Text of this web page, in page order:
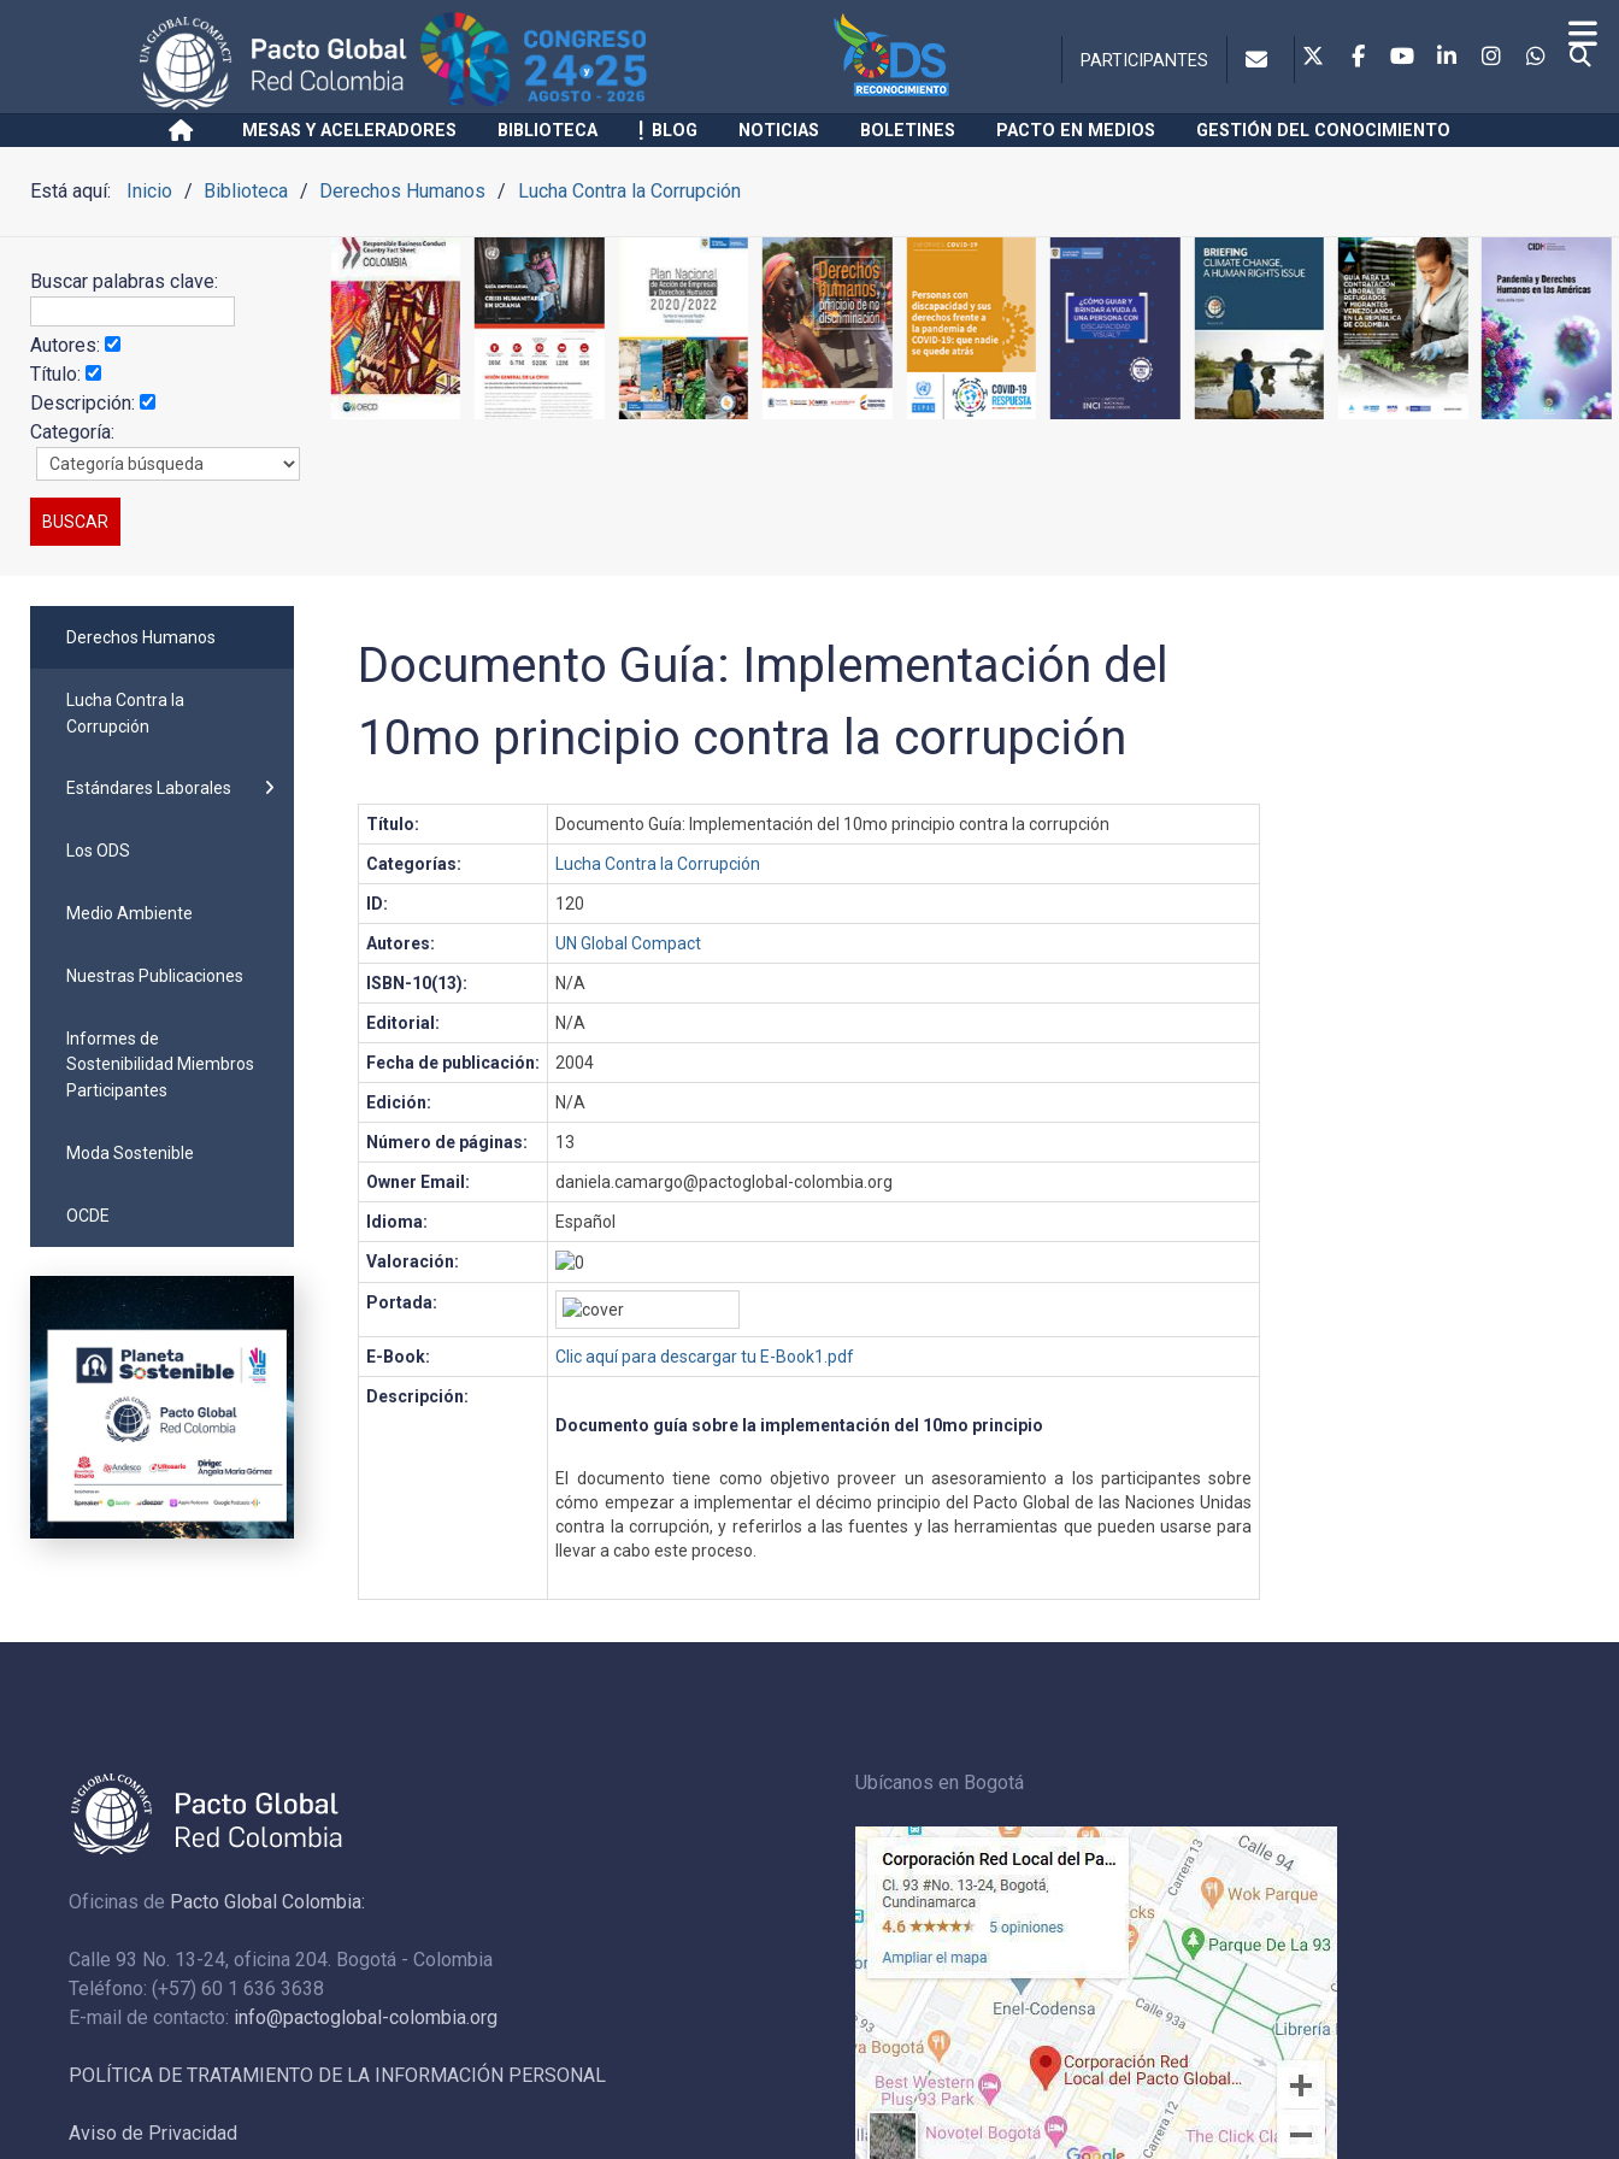
PARTICIPANTES
MESAS Y ACELERADORES BIBLIOTECA BLOG NOTICIAS BOLETINES PACTO EN MEDIOS GESTIÓN DEL CONOCIMIENTO
Está aquí: Inicio Biblioteca Derechos Humanos Lucha Contra la Corrupción
Buscar palabras clave:
Autores:
Título:
Descripción:
Categoría:
Derechos Humanos
Lucha Contra la
Corrupción
Estándares Laborales
Los ODS
Medio Ambiente
Nuestras Publicaciones
Informes de
Sostenibilidad Miembros
Participantes
Moda Sostenible
OCDE
Documento Guía: Implementación del
10mo principio contra la corrupción
Título: Documento Guía: Implementación del 10mo principio contra la corrupción
Categorías: Lucha Contra la Corrupción
ID: 120
Autores: UN Global Compact
ISBN-10(13): N/A
Editorial: N/A
Fecha de publicación: 2004
Edición: N/A
Número de páginas: 13
Owner Email: daniela.camargo@pactoglobal-colombia.org
Idioma: Español
Valoración:
Portada:
E-Book: Clic aquí para descargar tu E-Book1.pdf
Descripción:
Documento guía sobre la implementación del 10mo principio
El documento tiene como objetivo proveer un asesoramiento a los participantes sobre
cómo empezar a implementar el décimo principio del Pacto Global de las Naciones Unidas
contra la corrupción, y referirlos a las fuentes y las herramientas que pueden usarse para
llevar a cabo este proceso.
Oficinas de Pacto Global Colombia:
Calle 93 No. 13-24, oficina 204. Bogotá - Colombia
Teléfono: (+57) 60 1 636 3638
E-mail de contacto: info@pactoglobal-colombia.org
POLÍTICA DE TRATAMIENTO DE LA INFORMACIÓN PERSONAL
Aviso de Privacidad
Ubícanos en Bogotá